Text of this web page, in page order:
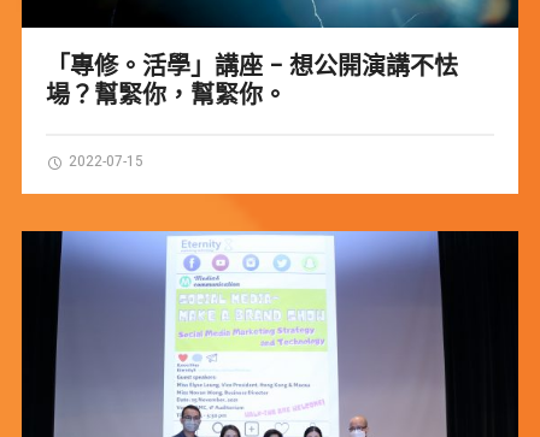
「專修。活學」講座 – 想公開演講不怯
場？幫緊你，幫緊你。
2022-07-15